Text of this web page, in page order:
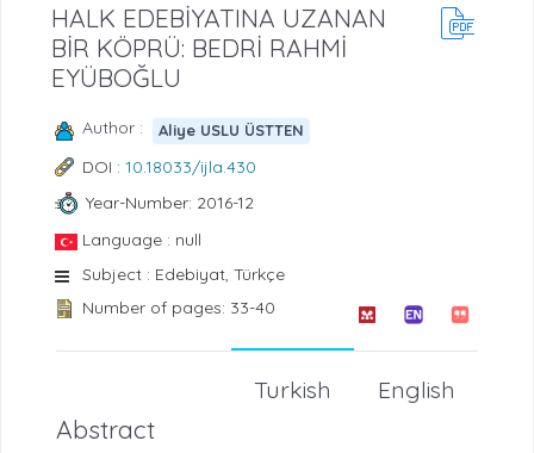
HALK EDEBİYATINA UZANAN
BİR KÖPRÜ: BEDRİ RAHMİ
EYÜBOĞLU
Author : Aliye USLU ÜSTTEN
DOI : 10.18033/ijla.430
Year-Number: 2016-12
Language : null
Subject : Edebiyat, Türkçe
Number of pages: 33-40
English
Turkish
Abstract